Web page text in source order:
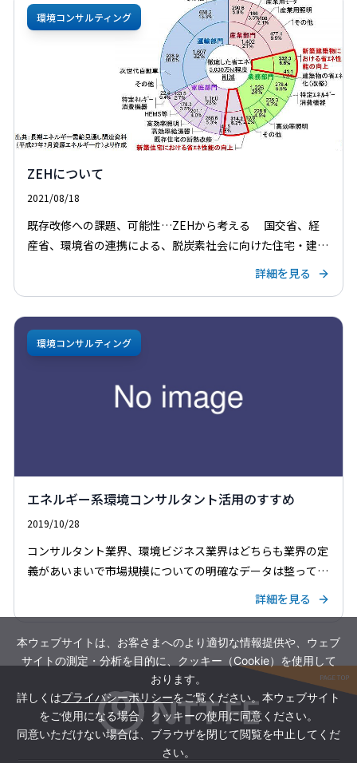
環境コンサルティング
ZEHについて
2021/08/18
既存改修への課題、可能性…ZEHから考える 国交省、経
産省、環境省の連携による、脱炭素社会に向けた住宅・建築
物の省エネ対策等のあり方検討会が4月に行われ、6月のG7
詳細を見る
環境コンサルティング
エネルギー系環境コンサルタント活用のすすめ
2019/10/28
コンサルタント業界、環境ビジネス業界はどちらも業界の定
義があいまいで市場規模についての明確なデータは整ってい
ません。しかし、毎年確実に成長していることは事実です。
詳細を見る
本ウェブサイトは、お客さまへのより適切な情報提供や、ウェブ
サイトの測定・分析を目的に、クッキー（Cookie）を使用して
おります。
詳しくはプライバシーポリシーをご覧ください。本ウェブサイト
をご使用になる場合、クッキーの使用に同意ください。
同意いただけない場合は、ブラウザを閉じて閲覧を中止してくだ
さい。